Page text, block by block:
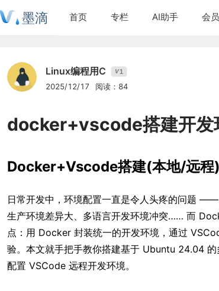
墨滴 首页 专栏 AI助手 会员
Linux编程用C V1
2025/12/17 阅读：84
docker+vscode搭建开发
Docker+Vscode搭建(本地/远程
日常开发中，环境配置一直是令人头疼的问题
生产环境差异大、多语言开发环境冲突…… 而
点：用 Docker 封装统一的开发环境，通过
验。本文就手把手教你搭建基于 Ubuntu 24.04
配置 VSCode 远程开发环境。